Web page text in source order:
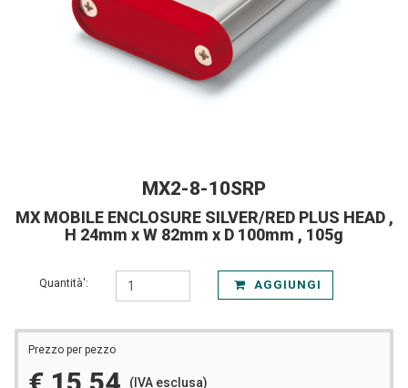
MX2-8-10SRP
MX MOBILE ENCLOSURE SILVER/RED PLUS HEAD ,
H 24mm x W 82mm x D 100mm , 105g
Quantità': AGGIUNGI
Prezzo per pezzo
(IVA esclusa)